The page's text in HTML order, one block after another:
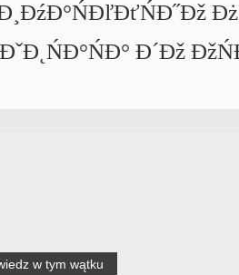
Đ´Đž
w tym wątku